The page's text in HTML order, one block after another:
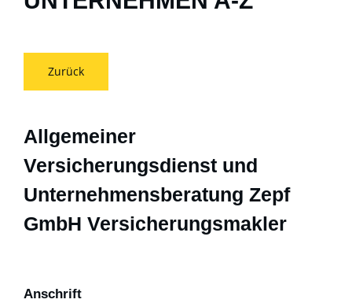
Zurück
Allgemeiner
Versicherungsdienst und
Unternehmensberatung Zepf
GmbH Versicherungsmakler
Anschrift